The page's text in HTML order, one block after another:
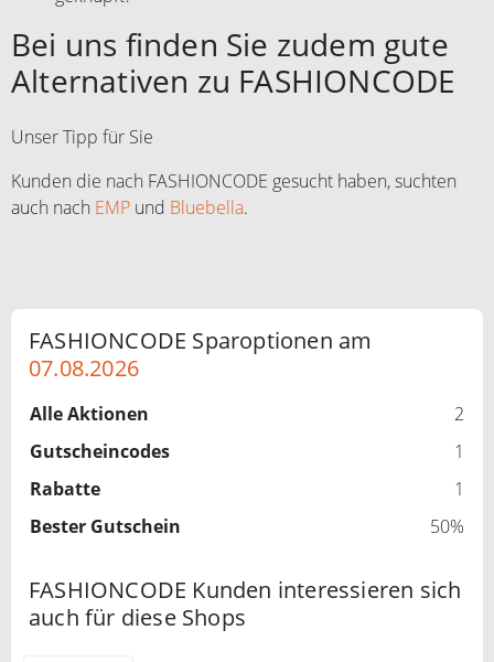
Bei uns finden Sie zudem gute
Alternativen zu FASHIONCODE
Unser Tipp für Sie
Kunden die nach FASHIONCODE gesucht haben, suchten
auch nach EMP und Bluebella.
FASHIONCODE Sparoptionen am
07.08.2026
Alle Aktionen
2
Gutscheincodes
1
Rabatte
1
Bester Gutschein
50%
FASHIONCODE Kunden interessieren sich
auch für diese Shops